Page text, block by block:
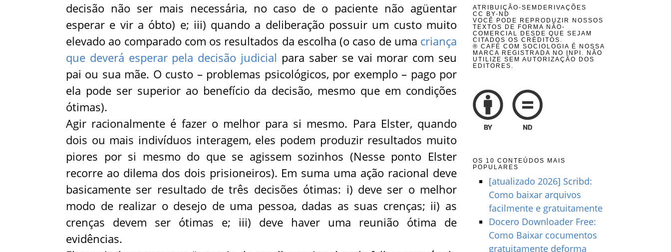
decisão não ser mais necessária, no caso de o paciente não agüentar
esperar e vir a óbto) e; iii) quando a deliberação possuir um custo muito
elevado ao comparado com os resultados da escolha (o caso de uma criança
que deverá esperar pela decisão judicial para saber se vai morar com seu
pai ou sua mãe. O custo – problemas psicológicos, por exemplo – pago por
ela pode ser superior ao benefício da decisão, mesmo que em condições
ótimas).
Agir racionalmente é fazer o melhor para si mesmo. Para Elster, quando
dois ou mais indivíduos interagem, eles podem produzir resultados muito
piores por si mesmo do que se agissem sozinhos (Nesse ponto Elster
recorre ao dilema dos dois prisioneiros). Em suma uma ação racional deve
basicamente ser resultado de três decisões ótimas: i) deve ser o melhor
modo de realizar o desejo de uma pessoa, dadas as suas crenças; ii) as
crenças devem ser ótimas e; iii) deve haver uma reunião ótima de
evidências.
ATRIBUIÇÃO-SEMDERIVAÇÕES
CC BY-ND
VOCÊ PODE REPRODUZIR NOSSOS
TEXTOS DE FORMA NÃO-
COMERCIAL DESDE QUE SEJAM
CITADOS OS CRÉDITOS.
® CAFÉ COM SOCIOLOGIA É NOSSA
MARCA REGISTRADA NO INPI. NÃO
UTILIZE SEM AUTORIZAÇÃO DOS
EDITORES.
OS 10 CONTEÚDOS MAIS
POPULARES
[atualizado 2026] Scribd:
Como baixar arquivos
facilmente e gratuitamente
Docero Downloader Free:
Como Baixar cocumentos
gratuitamente deforma